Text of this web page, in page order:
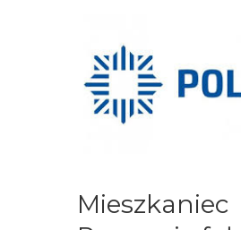
Mieszkaniec